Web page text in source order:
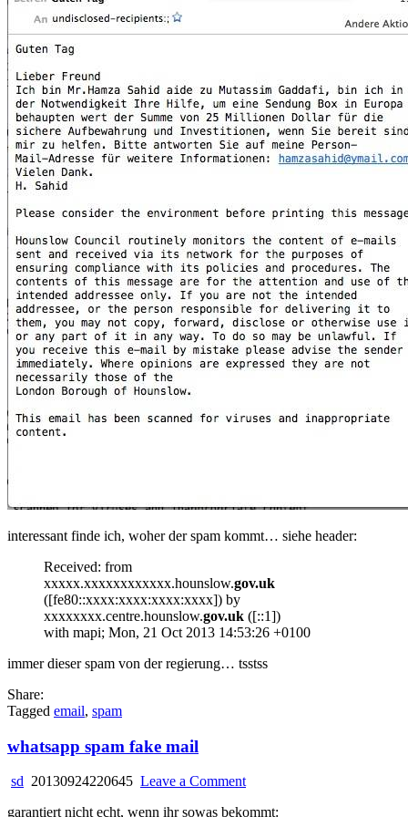
interessant finde ich, woher der spam kommt… siehe header:
Received: from
xxxxx.xxxxxxxxxxxx.hounslow.gov.uk
([fe80::xxxx:xxxx:xxxx:xxxx]) by
xxxxxxxx.centre.hounslow.gov.uk ([::1])
with mapi; Mon, 21 Oct 2013 14:53:26 +0100
immer dieser spam von der regierung… tsstss
Share:
Tagged email, spam
whatsapp spam fake mail
sd 20130924220645 Leave a Commenton
spam
garantiert nicht echt, wenn ihr sowas bekommt: